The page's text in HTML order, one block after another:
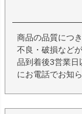
商品の品質につ
不良・破損など
品到着後3営業日
にお電話でお知